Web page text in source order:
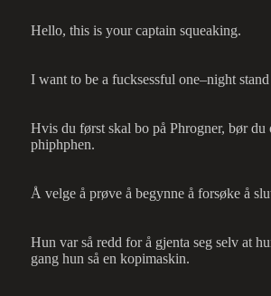
Hello, this is your captain squeaking.
I want to be a fucksessful one–night
Hvis du først skal bo på Phrogner, bør du
phiphphen.
Å velge å prøve å begynne å forsøke å
Hun var så redd for å gjenta seg selv at
gang hun så en kopimaskin.